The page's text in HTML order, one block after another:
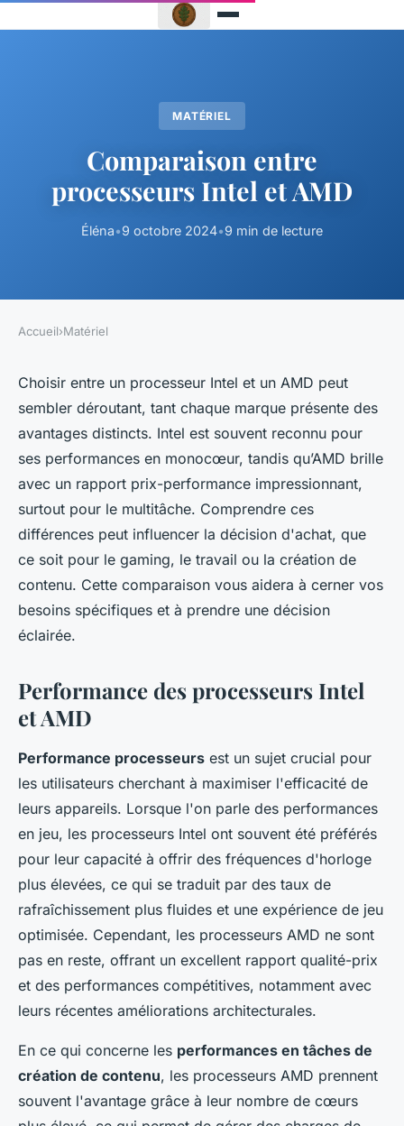
MATÉRIEL
Comparaison entre
processeurs Intel et AMD
Éléna•9 octobre 2024•9 min de lecture
Accueil›Matériel
Choisir entre un processeur Intel et un AMD peut
sembler déroutant, tant chaque marque présente des
avantages distincts. Intel est souvent reconnu pour
ses performances en monocœur, tandis qu’AMD brille
avec un rapport prix-performance impressionnant,
surtout pour le multitâche. Comprendre ces
différences peut influencer la décision d'achat, que
ce soit pour le gaming, le travail ou la création de
contenu. Cette comparaison vous aidera à cerner vos
besoins spécifiques et à prendre une décision
éclairée.
Performance des processeurs Intel
et AMD
Performance processeurs est un sujet crucial pour
les utilisateurs cherchant à maximiser l'efficacité de
leurs appareils. Lorsque l'on parle des performances
en jeu, les processeurs Intel ont souvent été préférés
pour leur capacité à offrir des fréquences d'horloge
plus élevées, ce qui se traduit par des taux de
rafraîchissement plus fluides et une expérience de jeu
optimisée. Cependant, les processeurs AMD ne sont
pas en reste, offrant un excellent rapport qualité-prix
et des performances compétitives, notamment avec
leurs récentes améliorations architecturales.
En ce qui concerne les performances en tâches de
création de contenu, les processeurs AMD prennent
souvent l'avantage grâce à leur nombre de cœurs